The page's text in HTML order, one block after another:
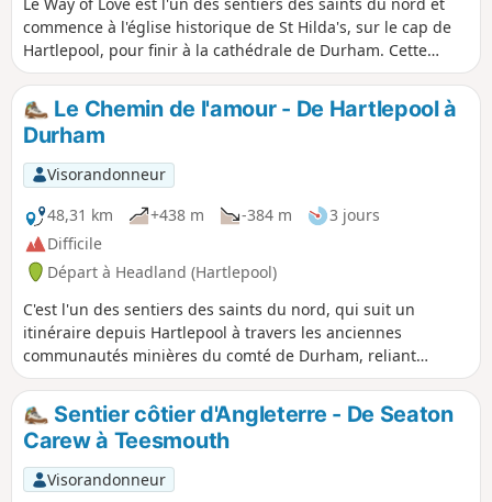
commence à l'église historique de St Hilda's, sur le cap de
Hartlepool, pour finir à la cathédrale de Durham. Cette
première étape suit le sentier côtier anglais/Durham
Heritage Coast, du cap de Hartlepool jusqu'à la périphérie
de la gare de Hart, offrant un aperçu de l'histoire et des
vues incroyables sur la mer du Nord.
Le Chemin de l'amour - De Hartlepool à
Durham
Visorandonneur
48,31 km
+438 m -384 m
3 jours
Difficile
Départ à Headland (Hartlepool)
C'est l'un des sentiers des saints du nord, qui suit un
itinéraire depuis Hartlepool à travers les anciennes
communautés minières du comté de Durham, reliant
l'église historique St Hilda's Church sur le cap Hartlepool à
la cathédrale de Durham. Cet itinéraire est en grande partie
rural et permet de découvrir certaines des plus belles
parties du comté de Durham.
Sentier côtier d'Angleterre - De Seaton
Carew à Teesmouth
Visorandonneur